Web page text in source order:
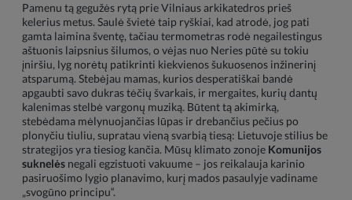
Pamenu tą gegužės rytą prie Vilniaus arkikatedros prieš
kelerius metus. Saulė švietė taip ryškiai, kad atrodė, jog pati
gamta laimina šventę, tačiau termometras rodė negailestingus
aštuonis laipsnius šilumos, o vėjas nuo Neries pūtė su tokiu
įniršiu, lyg norėtų patikrinti kiekvienos šukuosenos inžinerinį
atsparumą. Stebėjau mamas, kurios desperatiškai bandė
apgaubti savo dukras tėčių švarkais, ir mergaites, kurių dantų
kalenimas stelbė vargonų muziką. Būtent tą akimirką,
stebėdama mėlynuojančias lūpas ir drebančius pečius po
plonyčiu tiuliu, supratau vieną svarbią tiesą: Lietuvoje stilius be
strategijos yra tiesiog kančia. Mūsų klimato zonoje Komunijos
suknelės negali egzistuoti vakuume – jos reikalauja karinio
pasiruošimo lygio planavimo, kurį mados pasaulyje vadiname
„svogūno principu“.